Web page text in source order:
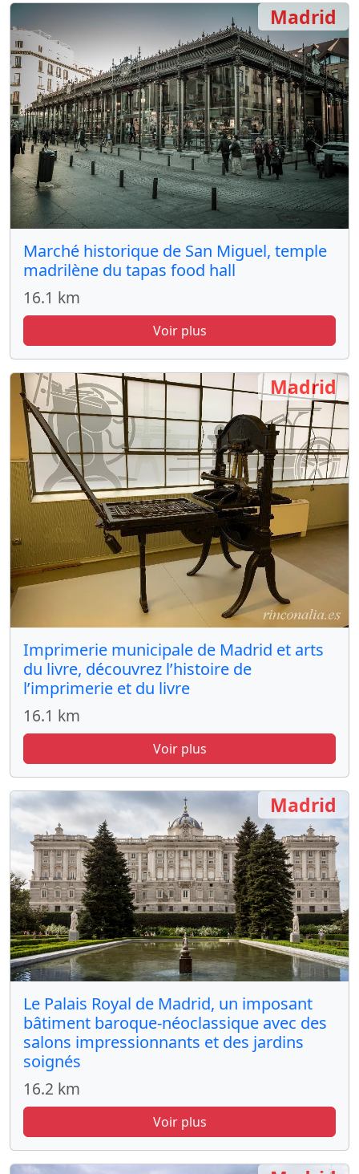
Marché historique de San Miguel, temple
madrilène du tapas food hall
16.1 km
Voir plus
Madrid
Imprimerie municipale de Madrid et arts
du livre, découvrez l’histoire de
l’imprimerie et du livre
16.1 km
Voir plus
Madrid
Le Palais Royal de Madrid, un imposant
bâtiment baroque-néoclassique avec des
salons impressionnants et des jardins
soignés
16.2 km
Voir plus
Madrid